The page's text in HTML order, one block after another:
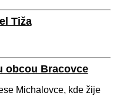
Tiža
obcou Bracovce
Michalovce, kde žije